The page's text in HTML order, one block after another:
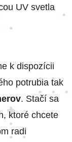
UV svetla
k dispozícii
potrubia tak
. Stačí sa
ktoré chcete
radi